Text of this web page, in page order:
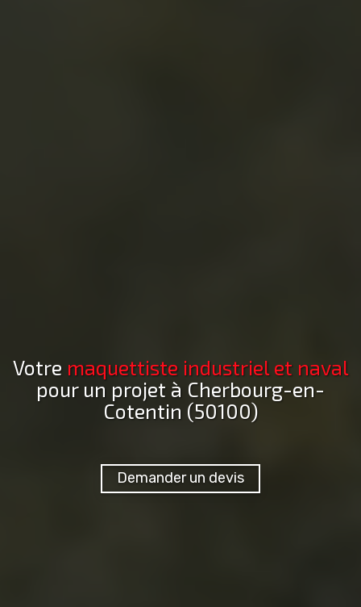
Votre maquettiste industriel et naval
pour un projet à Cherbourg-en-
Cotentin (50100)
Demander un devis